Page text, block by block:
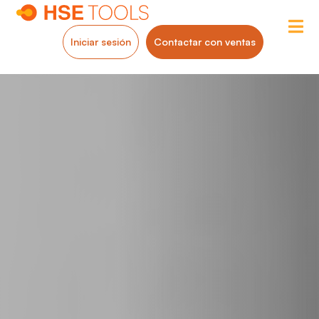
Iniciar sesión Contactar con ventas